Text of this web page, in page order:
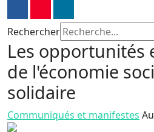
Rechercher
Les opportunités
de l'économie
solidaire
Communiqués et manifestes